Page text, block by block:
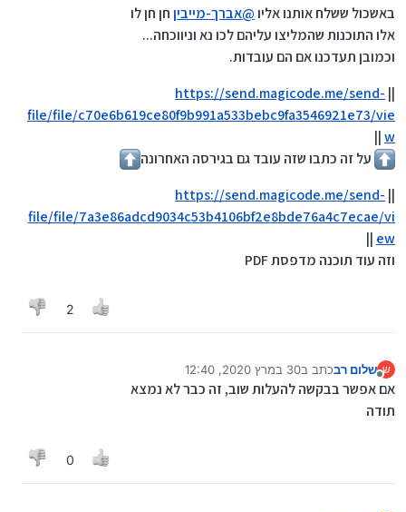
באשכול ששלח אותנו אליו@אברך-מייביןחן חן לו
אלו התוכנות שהמליצו עליהם לכו נא וניווכחה...
וכמובן תעדכנו אם הם עובדות.
||
https://send.magicode.me/send-
file/file/c70e6b619ce80f9b991a533bebc9fa3546921e73/vie
w
||
על זה כתבו שזה עובד גם בגירסה האחרונה
||
https://send.magicode.me/send-
file/file/7a3e86adcd9034c53b4106bf2e8bde76a4c7ecae/vi
ew
||
וזה עוד תוכנה מדפסת PDF
2
ש
מנותק
שלום רבכתב ב30 במרץ 2020, 12:40
נערך לאחרונה על ידי
אם אפשר בבקשה להעלות שוב, זה כבר לא נמצא
תודה
0